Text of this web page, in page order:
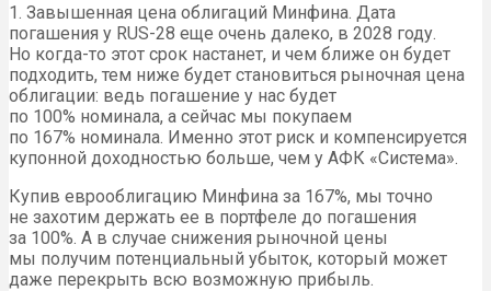
1. Завышенная цена облигаций Минфина. Дата
погашения у RUS-28 еще очень далеко, в 2028 году.
Но когда-то этот срок настанет, и чем ближе он будет
подходить, тем ниже будет становиться рыночная цена
облигации: ведь погашение у нас будет
по 100% номинала, а сейчас мы покупаем
по 167% номинала. Именно этот риск и компенсируется
купонной доходностью больше, чем у АФК «Система».
Купив еврооблигацию Минфина за 167%, мы точно
не захотим держать ее в портфеле до погашения
за 100%. А в случае снижения рыночной цены
мы получим потенциальный убыток, который может
даже перекрыть всю возможную прибыль.